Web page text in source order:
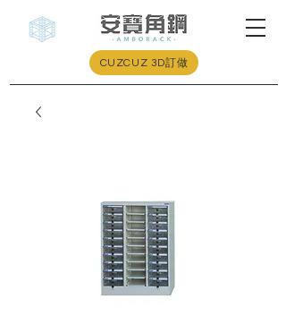
CUZCUZ 3D訂做